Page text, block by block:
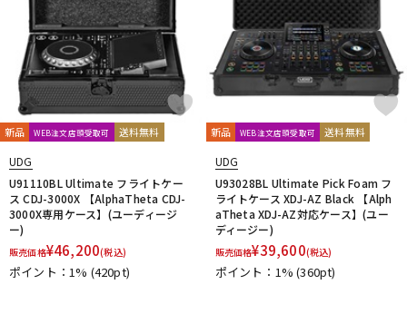
キーボード 電子ピアノ
管楽器
アンプ エフェクター
DJ機器 DTM
新品 WEB注文店頭受取可 送料無料
UDG
U91110BL Ultimate フライトケー
ス CDJ-3000X 【AlphaTheta CDJ-
3000X専用ケース】(ユーディージ
ー)
販売価格¥46,200(税込)
ポイント：1% (420pt)
新品 WEB注文店頭受取可 送料無料
UDG
U93028BL Ultimate Pick Foam フ
ライトケース XDJ-AZ Black 【Alph
aTheta XDJ-AZ対応ケース】(ユー
ディージー)
販売価格¥39,600(税込)
ポイント：1%(360pt)